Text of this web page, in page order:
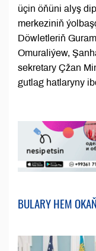
üçin öňüni alyş
merkeziniň
Döwletleriň
Omuraliýew,
sekretary Çžan
gutlag hatlaryny
BULARY HEM OKAŇ